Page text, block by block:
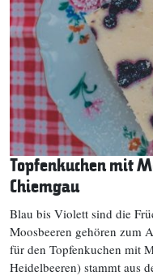
Topfenkuchen mit
Chiemgau
Blau bis Violett sind die
Moosbeeren gehören zum
für den Topfenkuchen mit
Heidelbeeren) stammt aus